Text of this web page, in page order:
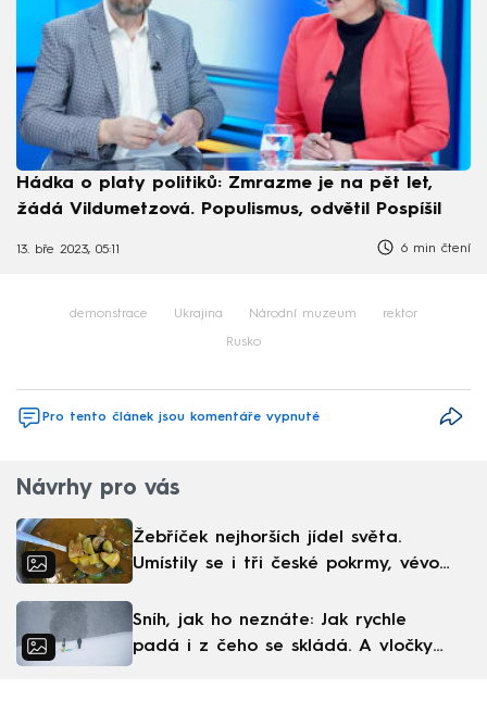
Hádka o platy politiků: Zmrazme je na pět let,
žádá Vildumetzová. Populismus, odvětil Pospíšil
13. bře 2023, 05:11 6 min čtení
demonstrace Ukrajina Národní muzeum rektor
Rusko
Pro tento článek jsou komentáře vypnuté
Návrhy pro vás
Žebříček nejhorších jídel světa.
Umístily se i tři české pokrmy, vévodí
Sníh, jak ho neznáte: Jak rychle
padá i z čeho se skládá. A vločky